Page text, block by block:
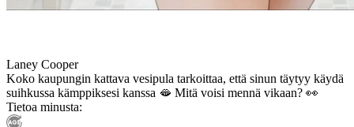
Laney Cooper
Koko kaupungin kattava vesipula tarkoittaa, että sinun täytyy käydä
suihkussa kämppiksesi kanssa 🫦 Mitä voisi mennä vikaan? 👀
Tietoa minusta: